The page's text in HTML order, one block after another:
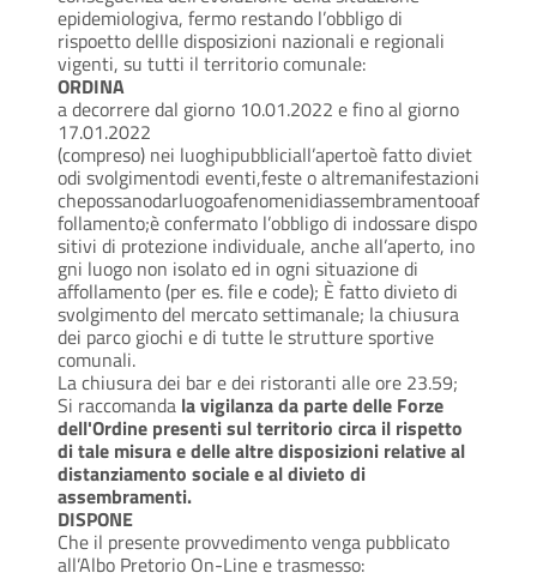
epidemiologiva, fermo restando l’obbligo di
rispoetto dellle disposizioni nazionali e regionali
vigenti, su tutti il territorio comunale:
ORDINA
a decorrere dal giorno 10.01.2022 e fino al giorno
17.01.2022
(compreso) nei luoghipubbliciall’apertoè fatto diviet
odi svolgimentodi eventi,feste o altremanifestazioni
chepossanodarluogoafenomenidiassembramentooaf
follamento;è confermato l’obbligo di indossare dispo
sitivi di protezione individuale, anche all’aperto, ino
gni luogo non isolato ed in ogni situazione di
affollamento (per es. file e code); È fatto divieto di
svolgimento del mercato settimanale; la chiusura
dei parco giochi e di tutte le strutture sportive
comunali.
La chiusura dei bar e dei ristoranti alle ore 23.59;
Si raccomanda la vigilanza da parte delle Forze
dell'Ordine presenti sul territorio circa il rispetto
di tale misura e delle altre disposizioni relative al
distanziamento sociale e al divieto di
assembramenti.
DISPONE
Che il presente provvedimento venga pubblicato
all’Albo Pretorio On-Line e trasmesso: